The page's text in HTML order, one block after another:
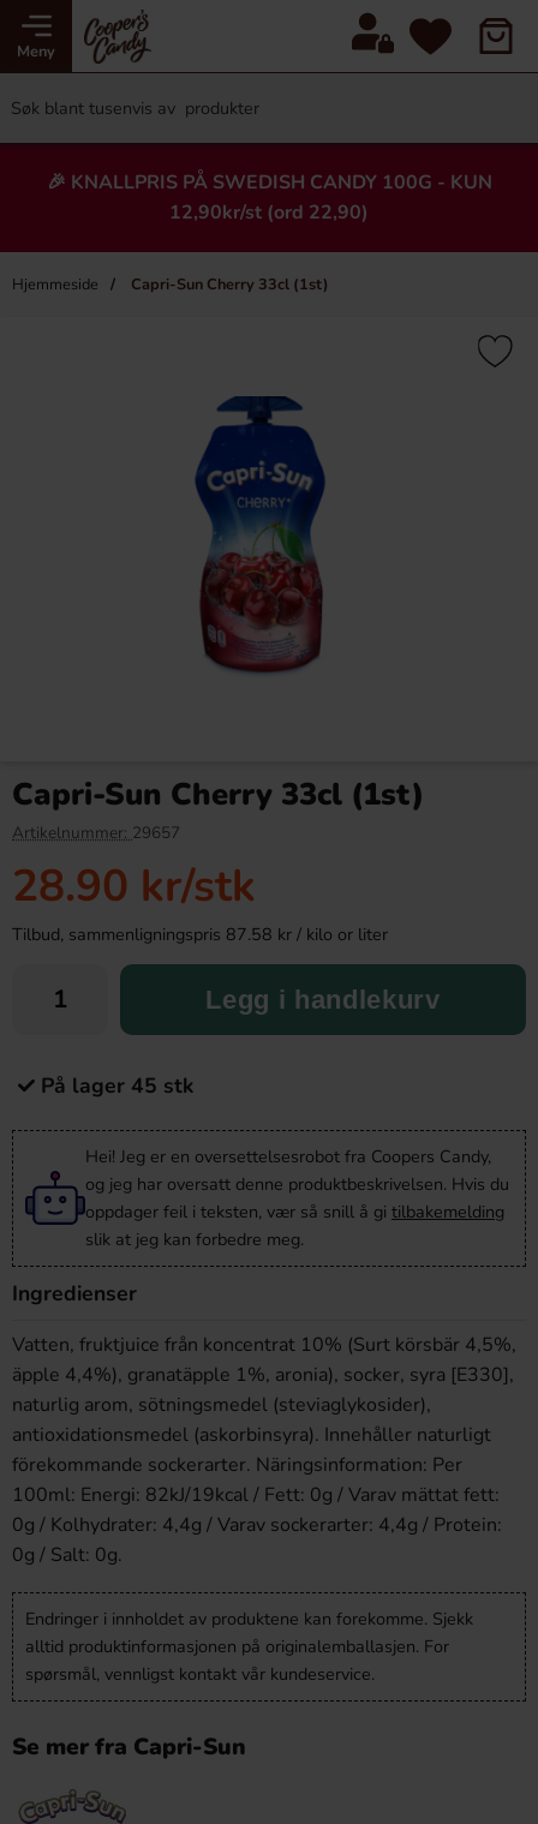
Meny
🎉 KNALLPRIS PÅ SWEDISH CANDY 100G - KUN
12,90kr/st (ord 22,90)
Hjemmeside Capri-Sun Cherry 33cl (1st)
×
623g
Köp
79.90 kr
Capri-Sun Cherry 33cl (1st)
Artikelnummer: 29657
28.90 kr/stk
Tilbud, sammenligningspris 87.58 kr / kilo or liter
Legg i handlekurv
På lager 45 stk
Hei! Jeg er en oversettelsesrobot fra Coopers Candy,
og jeg har oversatt denne produktbeskrivelsen. Hvis du
oppdager feil i teksten, vær så snill å gi tilbakemelding
slik at jeg kan forbedre meg.
Ingredienser
Vatten, fruktjuice från koncentrat 10% (Surt körsbär 4,5%,
äpple 4,4%), granatäpple 1%, aronia), socker, syra [E330],
naturlig arom, sötningsmedel (steviaglykosider),
antioxidationsmedel (askorbinsyra). Innehåller naturligt
förekommande sockerarter. Näringsinformation: Per
100ml: Energi: 82kJ/19kcal / Fett: 0g / Varav mättat fett:
0g / Kolhydrater: 4,4g / Varav sockerarter: 4,4g / Protein:
0g / Salt: 0g.
Endringer i innholdet av produktene kan forekomme. Sjekk
alltid produktinformasjonen på originalemballasjen. For
spørsmål, vennligst kontakt vår kundeservice.
Se mer fra Capri-Sun